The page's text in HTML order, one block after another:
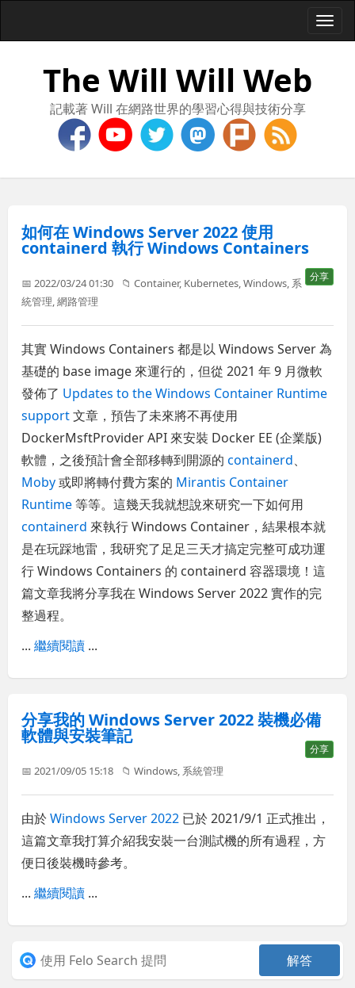
The Will Will Web
記載著 Will 在網路世界的學習心得與技術分享
如何在 Windows Server 2022 使用
containerd 執行 Windows Containers
分享
📅 2022/03/24 01:30 📁Container, Kubernetes ,Windows 系
統管理 ,網路管理
其實 Windows Containers 都是以 Windows Server 為
基礎的 base image 來運行的，但從 2021 年 9 月微軟
發佈了 Updates to the Windows Container Runtime
support文章，預告了未來將不再使用
DockerMsftProvider API 來安裝 Docker EE (企業版)
軟體，之後預計會全部移轉到開源的containerd、
Moby或即將轉付費方案的 Mirantis Container
Runtime等等。這幾天我就想說來研究一下如何用
containerd 來執行 Windows Container，結果根本就
是在玩踩地雷，我研究了足足三天才搞定完整可成功運
行 Windows Containers 的 containerd 容器環境！這
篇文章我將分享我在 Windows Server 2022 實作的完
整過程。
...繼續閱讀 ...
分享我的 Windows Server 2022 裝機必備
軟體與安裝筆記
分享
📅 2021/09/05 15:18 📁Windows, 系統管理
由於Windows Server 2022 已於 2021/9/1 正式推出，
這篇文章我打算介紹我安裝一台測試機的所有過程，方
便日後裝機時參考。
...繼續閱讀 ...